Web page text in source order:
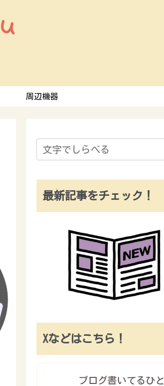
周辺機器
最新記事をチェック！
Xなどはこちら！
ブログ書いてるひと